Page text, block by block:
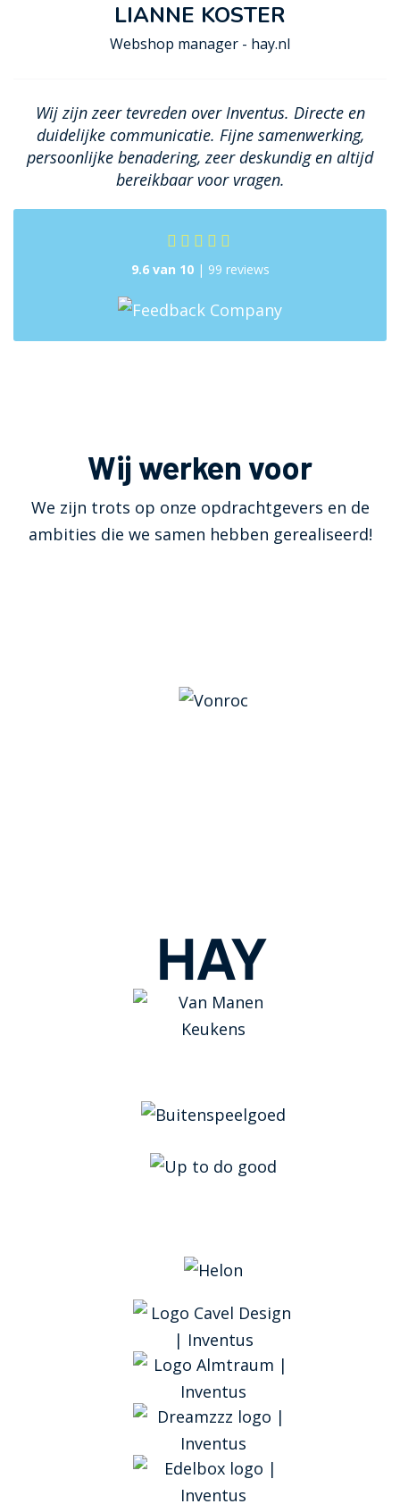
LIANNE KOSTER
Webshop manager - hay.nl
Wij zijn zeer tevreden over Inventus. Directe en
duidelijke communicatie. Fijne samenwerking,
persoonlijke benadering, zeer deskundig en altijd
bereikbaar voor vragen.
9.6 van 10| 99 reviews
Wij werken voor
We zijn trots op onze opdrachtgevers en de
ambities die we samen hebben gerealiseerd!